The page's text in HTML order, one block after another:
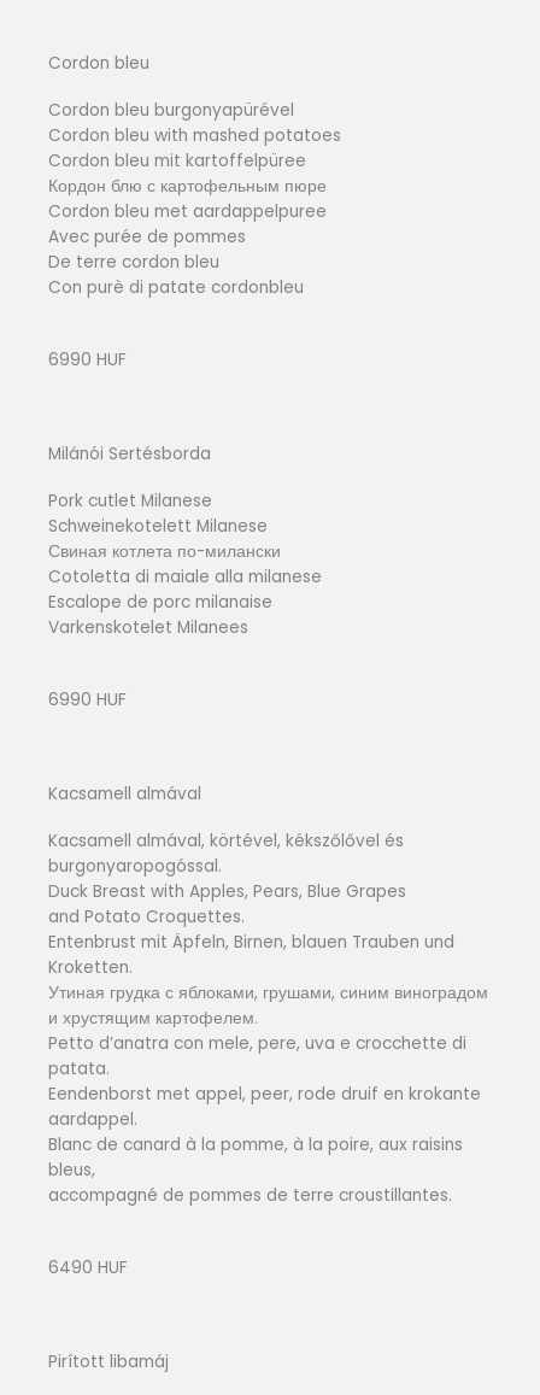
Cordon bleu
Cordon bleu burgonyapürével
Cordon bleu with mashed potatoes
Cordon bleu mit kartoffelpüree
Кордон блю с картофельным пюре
Cordon bleu met aardappelpuree
Avec purée de pommes
De terre cordon bleu
Con purè di patate cordonbleu
6990 HUF
Milánói Sertésborda
Pork cutlet Milanese
Schweinekotelett Milanese
Свиная котлета по-милански
Cotoletta di maiale alla milanese
Escalope de porc milanaise
Varkenskotelet Milanees
6990 HUF
Kacsamell almával
Kacsamell almával, körtével, kékszőlővel és
burgonyaropogóssal.
Duck Breast with Apples, Pears, Blue Grapes
and Potato Croquettes.
Entenbrust mit Äpfeln, Birnen, blauen Trauben und
Kroketten.
Утиная грудка с яблоками, грушами, синим виноградом
и хрустящим картофелем.
Petto d’anatra con mele, pere, uva e crocchette di
patata.
Eendenborst met appel, peer, rode druif en krokante
aardappel.
Blanc de canard à la pomme, à la poire, aux raisins
bleus,
accompagné de pommes de terre croustillantes.
6490 HUF
Pirított libamáj